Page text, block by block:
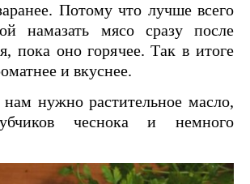
Потому что лучше всего
намазать мясо сразу после
пока оно горячее. Так в итоге
и вкуснее.
нам нужно растительное масло,
чеснока и немного